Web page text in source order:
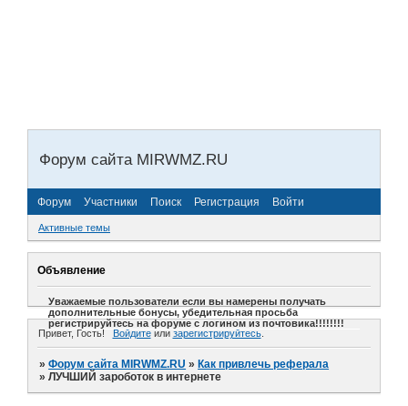
Форум сайта MIRWMZ.RU
Форум Участники Поиск Регистрация Войти
Активные темы
Объявление
Уважаемые пользователи если вы намерены получать
дополнительные бонусы, убедительная просьба
регистрируйтесь на форуме с логином из почтовика!!!!!!!!
Привет, Гость!
Войдитеили зарегистрируйтесь.
»Форум сайта MIRWMZ.RU » Как привлечь реферала
»ЛУЧШИЙ зароботок в интернете